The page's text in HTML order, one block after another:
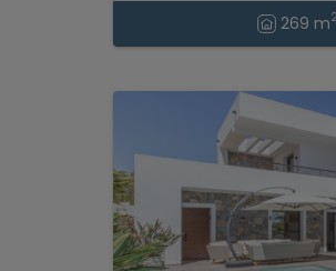
269 m2